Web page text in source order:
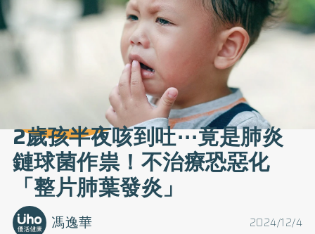
2歲孩半夜咳到吐⋯竟是肺炎
鏈球菌作祟！不治療恐惡化
「整片肺葉發炎」
2024/12/4
馮逸華